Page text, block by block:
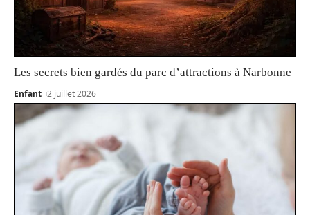
Les secrets bien gardés du parc d’attractions à Narbonne
Enfant 2 juillet 2026